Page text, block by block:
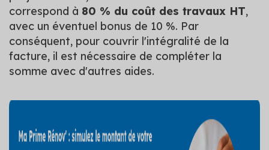
correspond à 80 % du coût des travaux HT,
avec un éventuel bonus de 10 %. Par
conséquent, pour couvrir l'intégralité de la
facture, il est nécessaire de compléter la
somme avec d'autres aides.